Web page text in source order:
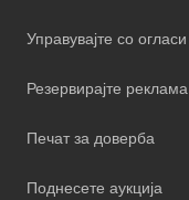
Управувајте со огласи
Резервирајте реклама
Печат за доверба
Поднесете аукција